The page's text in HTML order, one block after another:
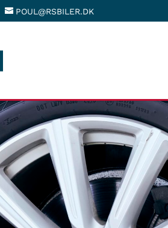
POUL@RSBILER.DK